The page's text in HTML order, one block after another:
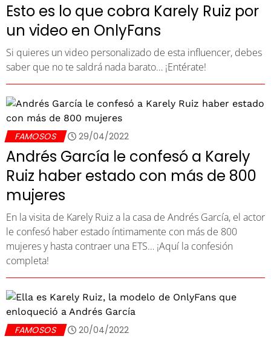
Esto es lo que cobra Karely Ruiz por
un video en OnlyFans
Si quieres un video personalizado de esta influencer, debes
saber que no te saldrá nada barato… ¡Entérate!
FAMOSOS 29/04/2022
Andrés García le confesó a Karely
Ruiz haber estado con más de 800
mujeres
En la visita de Karely Ruiz a la casa de Andrés García, el actor
le confesó haber estado íntimamente con más de 800
mujeres y hasta contraer una ETS… ¡Aquí la confesión
completa!
FAMOSOS 20/04/2022